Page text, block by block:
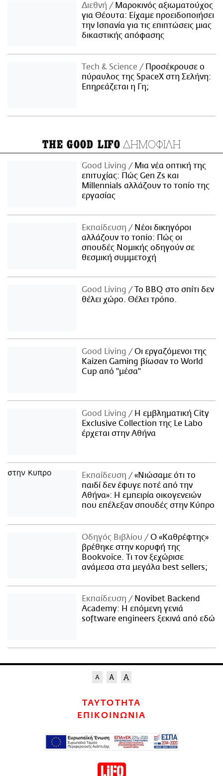
Διεθνή
Μαροκινός αξιωματούχος
για Θέουτα: Είχαμε προειδοποιήσει
την Ισπανία για τις επιπτώσεις μιας
δικαστικής απόφασης
Τech & Science
Προσέκρουσε ο
πύραυλος της SpaceX στη Σελήνη:
Επηρεάζεται η Γη;
THE GOOD LIFO ΔΗΜΟΦΙΛΗ
Good Living
Μια νέα οπτική της
επιτυχίας: Πώς Gen Zs και
Millennials αλλάζουν το τοπίο της
εργασίας
Εκπαίδευση
Νέοι δικηγόροι
αλλάζουν το τοπίο: Πώς οι
σπουδές Νομικής οδηγούν σε
θεσμική συμμετοχή
Good Living
Το BBQ στο σπίτι δεν
θέλει χώρο. Θέλει τρόπο.
Good Living
Οι εργαζόμενοι της
Kaizen Gaming βίωσαν το World
Cup από "μέσα"
Good Living
Η εμβληματική City
Exclusive Collection της Le Labo
έρχεται στην Αθήνα
Εκπαίδευση
«Νιώσαμε ότι το
παιδί δεν έφυγε ποτέ από την
Αθήνα»: Η εμπειρία οικογενειών
που επέλεξαν σπουδές στην Κύπρο
Οδηγός Βιβλίου
Ο «Καθρέφτης»
βρέθηκε στην κορυφή της
Bookvoice. Τι τον ξεχώρισε
ανάμεσα στα μεγάλα best sellers;
Εκπαίδευση
Novibet Backend
Academy: Η επόμενη γενιά
software engineers ξεκινά από εδώ
ΤΑΥΤΟΤΗΤΑ
ΕΠΙΚΟΙΝΩΝΙΑ